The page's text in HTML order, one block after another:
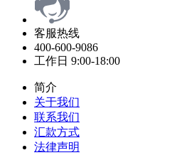
客服热线
400-600-9086
工作日 9:00-18:00
简介
关于我们
联系我们
汇款方式
法律声明